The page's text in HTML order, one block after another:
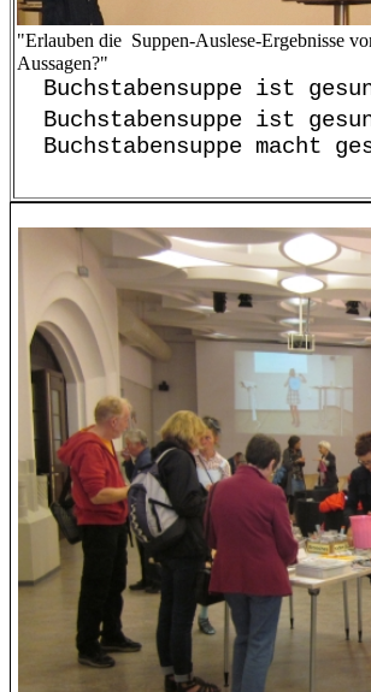
"Erlauben die Suppen-Auslese-Ergebnisse
Aussagen?"
Buchstabensuppe ist
Buchstabensuppe ist
Buchstabensuppe macht